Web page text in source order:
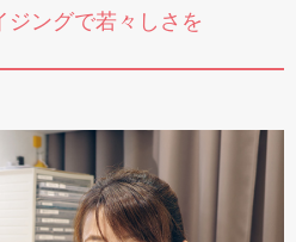
ングで若々しさを